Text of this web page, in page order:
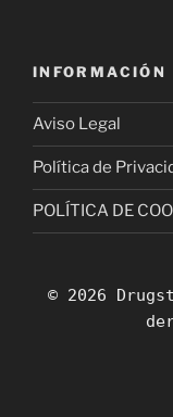
INFORMACIÓN
Aviso Legal
Política de
POLÍTICA DE
© 2026